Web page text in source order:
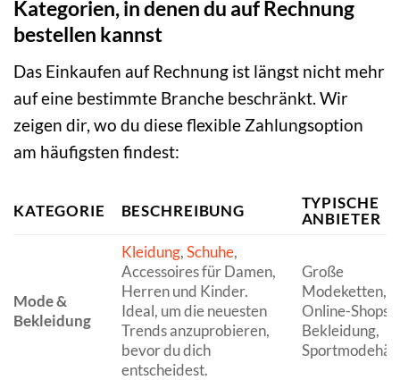
Kategorien, in denen du auf Rechnung
bestellen kannst
Das Einkaufen auf Rechnung ist längst nicht mehr
auf eine bestimmte Branche beschränkt. Wir
zeigen dir, wo du diese flexible Zahlungsoption
am häufigsten findest:
KATEGORIE BESCHREIBUNG
TYPISCHE
ANBIETER
Mode &
Bekleidung
Kleidung,Schuhe,
Accessoires für Damen,
Herren und Kinder.
Ideal, um die neuesten
Trends anzuprobieren,
bevor du dich
entscheidest.
Große
Modeketten,
Online-Shops
Bekleidung,